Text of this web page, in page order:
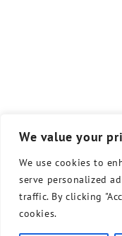
We value your
We use cookies to
serve personalized
traffic. By clicking
cookies.